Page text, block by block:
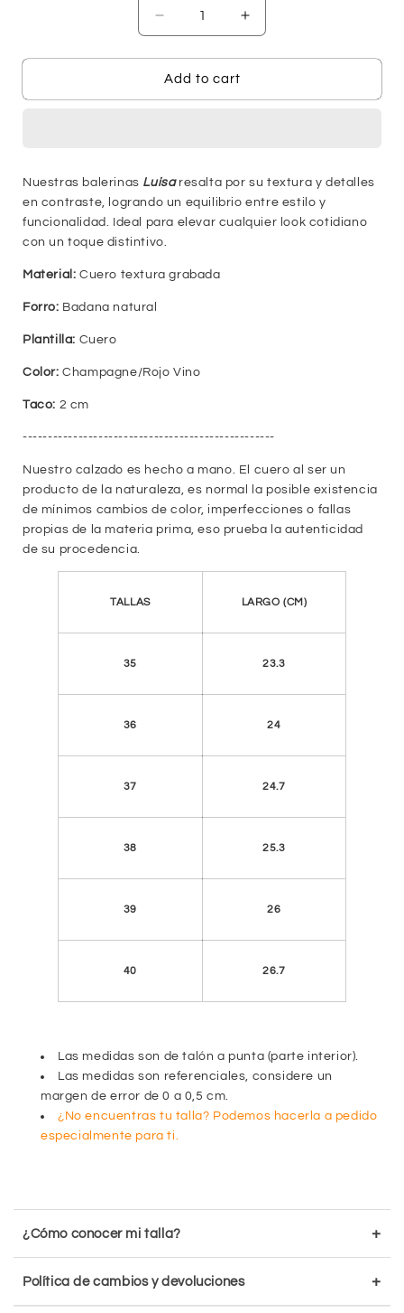
Decrease
quantity
for
Balerina
Luisa
Increase
quantity
for
Luisa
Add to cart
Nuestras balerinas Luisaresalta por su textura y detalles
en contraste, logrando un equilibrio entre estilo y
funcionalidad. Ideal para elevar cualquier look cotidiano
con un toque distintivo.
Material: Cuero textura grabada
Forro: Badana natural
Plantilla: Cuero
Color: Champagne/Rojo Vino
Taco: 2 cm
--------------------------------------------------
Nuestro calzado es hecho a mano. El cuero al ser un
producto de la naturaleza, es normal la posible existencia
de mínimos cambios de color, imperfecciones o fallas
propias de la materia prima, eso prueba la autenticidad
de su procedencia.
TALLAS LARGO (CM)
35 23.3
36 24
37 24.7
38 25.3
39 26
40 26.7
Las medidas son de talón a punta (parte interior).
Las medidas son referenciales, considere un
margen de error de 0 a 0,5 cm.
¿No encuentras tu talla? Podemos hacerla a pedido
especialmente para ti.
¿Cómo conocer mi talla? +
Política de cambios y devoluciones +